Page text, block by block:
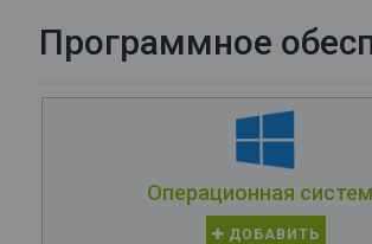
Программное
Операционная
ДОБАВИТЬ